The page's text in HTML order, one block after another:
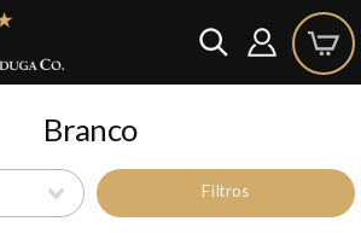
Branco
Filtros